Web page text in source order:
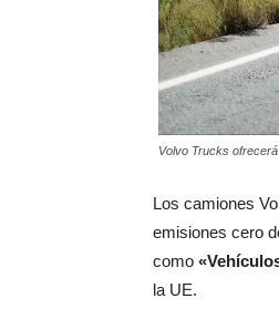
Volvo Trucks
Los camiones
emisiones cero
como
la UE.